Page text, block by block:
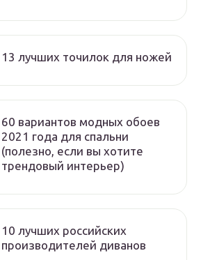
13 лучших точилок для ножей
60 вариантов модных обоев
2021 года для спальни
(полезно, если вы хотите
трендовый интерьер)
10 лучших российских
производителей диванов